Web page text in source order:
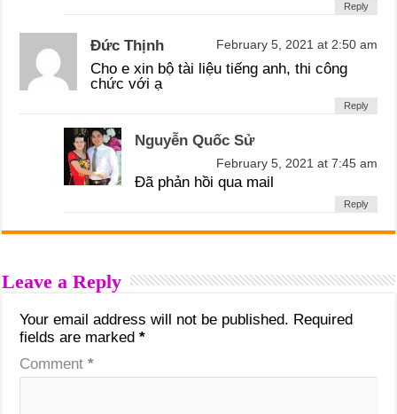
Reply
Đức Thịnh February 5, 2021 at 2:50 am
Cho e xin bộ tài liệu tiếng anh, thi công
chức với ạ
Reply
Nguyễn Quốc Sử
February 5, 2021 at 7:45 am
Đã phản hồi qua mail
Reply
Leave a Reply
Your email address will not be published. Required
fields are marked*
Comment*